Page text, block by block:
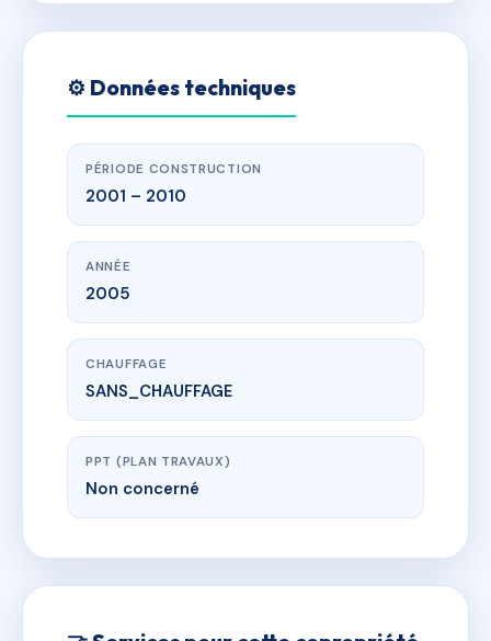
⚙️ Données techniques
PÉRIODE CONSTRUCTION
2001 – 2010
ANNÉE
2005
CHAUFFAGE
SANS_CHAUFFAGE
PPT (PLAN TRAVAUX)
Non concerné